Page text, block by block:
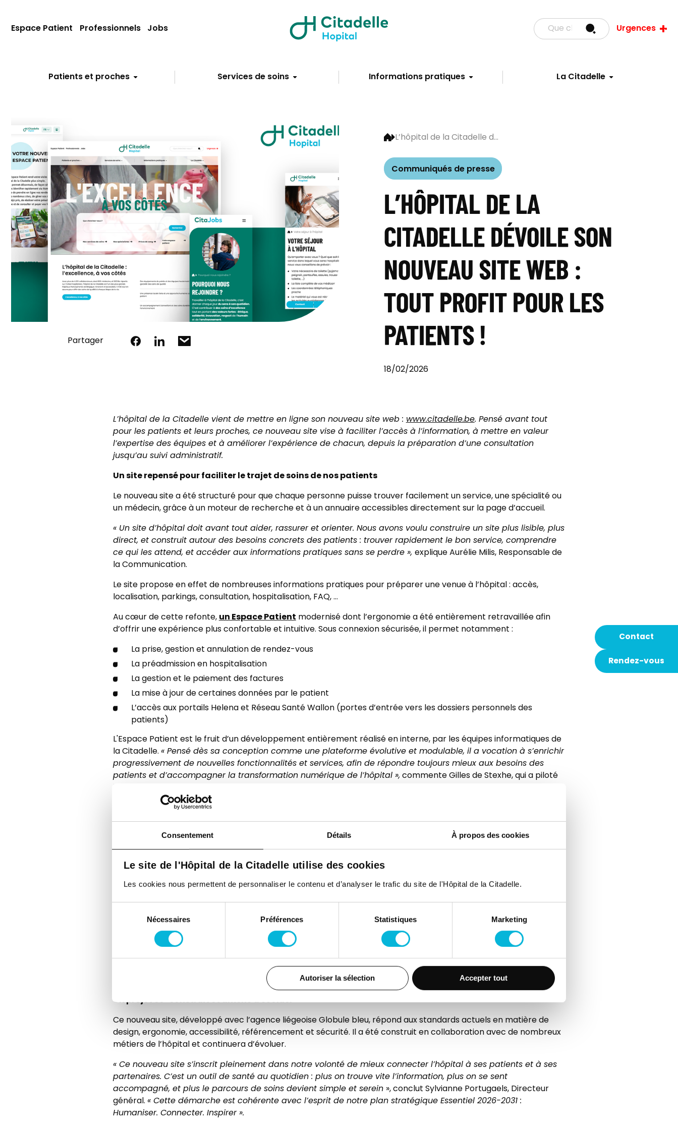
Consentement Détails À propos des cookies
Le site de l'Hôpital de la Citadelle utilise des cookies
Les cookies nous permettent de personnaliser le contenu et d’analyser le trafic du site de l'Hôpital de la Citadelle.
consentement
Nécessaires Préférences Statistiques Marketing
Autoriser la sélection Accepter tout
Patients et proches Services de soins Informations pratiques La Citadelle
Espace Patient Professionnels Jobs Urgences
Contact
Rendez-vous
Partager
L’hôpital de la Citadelle d...
Communiqués de presse
L’HÔPITAL DE LA
CITADELLE DÉVOILE SON
NOUVEAU SITE WEB :
TOUT PROFIT POUR LES
PATIENTS !
18/02/2026
L’hôpital de la Citadelle vient de mettre en ligne son nouveau site web :www.citadelle.be. Pensé avant tout
pour les patients et leurs proches, ce nouveau site vise à faciliter l’accès à l’information, à mettre en valeur
l’expertise des équipes et à améliorer l’expérience de chacun, depuis la préparation d’une consultation
jusqu’au suivi administratif.
Un site repensé pour faciliter le trajet de soins de nos patients
Le nouveau site a été structuré pour que chaque personne puisse trouver facilement un service, une spécialité ou
un médecin, grâce à un moteur de recherche et à un annuaire accessibles directement sur la page d’accueil.
« Un site d’hôpital doit avant tout aider, rassurer et orienter. Nous avons voulu construire un site plus lisible, plus
direct, et construit autour des besoins concrets des patients : trouver rapidement le bon service, comprendre
ce qui les attend, et accéder aux informations pratiques sans se perdre », explique Aurélie Milis, Responsable de
la Communication.
Le site propose en effet de nombreuses informations pratiques pour préparer une venue à l’hôpital : accès,
localisation, parkings, consultation, hospitalisation, FAQ, …
Au cœur de cette refonte,un Espace Patientmodernisé dont l’ergonomie a été entièrement retravaillée afin
d’offrir une expérience plus confortable et intuitive. Sous connexion sécurisée, il permet notamment :
La prise, gestion et annulation de rendez-vous
La préadmission en hospitalisation
La gestion et le paiement des factures
La mise à jour de certaines données par le patient
L’accès aux portails Helena et Réseau Santé Wallon (portes d’entrée vers les dossiers personnels des
patients)
L'Espace Patient est le fruit d’un développement entièrement réalisé en interne, par les équipes informatiques de
la Citadelle.« Pensé dès sa conception comme une plateforme évolutive et modulable, il a vocation à s’enrichir
progressivement de nouvelles fonctionnalités et services, afin de répondre toujours mieux aux besoins des
patients et d’accompagner la transformation numérique de l’hôpital »,commente Gilles de Stexhe, qui a piloté
le projet.
Un portail pour les professionnels de la santé et un site dédié au recrutement
Unportail pour les professionnels de santé externes(médecins généralistes, infirmiers, kinésithérapeutes,
paramédicaux… externes à l’hôpital), fusion et évolution des plateformes existantes, avec des fonctionnalités
accessibles à tous et d’autres via connexion sécurisée (Itsme/INAMI). Parmi les nouvelles fonctionnalités : l’accès
aux contacts directs de nos spécialistes, particulièrement attendus par la première ligne.
Unsite dédié au recrutement,pour renforcer l’attractivité de l’hôpital et mieux présenter la diversité des
métiers, les offres d’emploi et “l’esprit Cita”, notamment via des vidéos d’ambassadeurs.
Fondation Citadelle revu avec une plateforme de dons en ligne
Le site de la Fondation Citadelle a également été repensé pour mieux présenter ses missions et renforcer sa
visibilité. Grande nouveauté : une plateforme de dons en ligne permet désormais de soutenir plus facilement les
Un projet co-construit et amené à évoluer
Ce nouveau site, développé avec l’agence liégeoise Globule bleu, répond aux standards actuels en matière de
design, ergonomie, accessibilité, référencement et sécurité. Il a été construit en collaboration avec de nombreux
métiers de l’hôpital et continuera d’évoluer.
« Ce nouveau site s’inscrit pleinement dans notre volonté de mieux connecter l’hôpital à ses patients et à ses
partenaires. C’est un outil de santé au quotidien : plus on trouve vite l’information, plus on se sent
accompagné, et plus le parcours de soins devient simple et serein », conclut Sylvianne Portugaels, Directeur
général.« Cette démarche est cohérente avec l’esprit de notre plan stratégique Essentiel 2026-2031 :
Humaniser. Connecter. Inspirer ».